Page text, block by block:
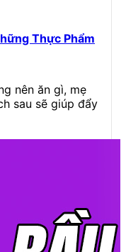
Thực Phẩm
nên ăn gì, mẹ
sau sẽ giúp đẩy